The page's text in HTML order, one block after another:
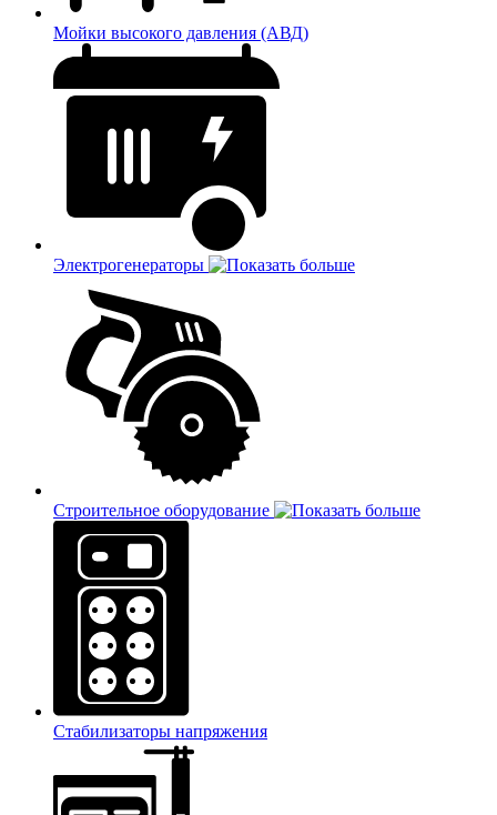
Мойки высокого давления (АВД)
Электрогенераторы
Строительное оборудование
Стабилизаторы напряжения